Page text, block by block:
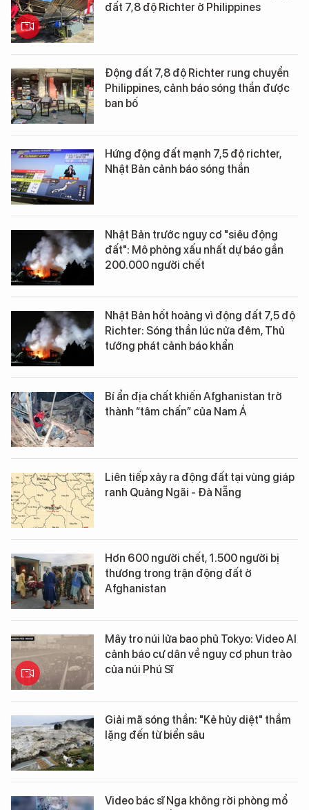
đất 7,8 độ Richter ở Philippines
Động đất 7,8 độ Richter rung chuyển
Philippines, cảnh báo sóng thần được
ban bố
Hứng động đất mạnh 7,5 độ richter,
Nhật Bản cảnh báo sóng thần
Nhật Bản trước nguy cơ "siêu động
đất": Mô phỏng xấu nhất dự báo gần
200.000 người chết
Nhật Bản hốt hoảng vì động đất 7,5 độ
Richter: Sóng thần lúc nửa đêm, Thủ
tướng phát cảnh báo khẩn
Bí ẩn địa chất khiến Afghanistan trở
thành “tâm chấn” của Nam Á
Liên tiếp xảy ra động đất tại vùng giáp
ranh Quảng Ngãi - Đà Nẵng
Hơn 600 người chết, 1.500 người bị
thương trong trận động đất ở
Afghanistan
Mây tro núi lửa bao phủ Tokyo: Video AI
cảnh báo cư dân về nguy cơ phun trào
của núi Phú Sĩ
Giải mã sóng thần: "Kẻ hủy diệt" thầm
lặng đến từ biển sâu
Video bác sĩ Nga không rời phòng mổ